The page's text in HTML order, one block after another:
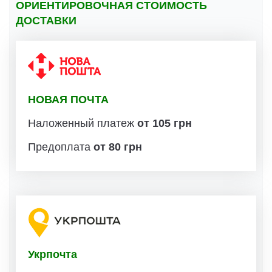
ОРИЕНТИРОВОЧНАЯ СТОИМОСТЬ
ДОСТАВКИ
НОВАЯ ПОЧТА
Наложенный платеж от 105 грн
Предоплата от 80 грн
Укрпочта